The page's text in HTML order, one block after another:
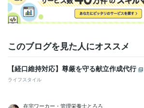
このブログを見た人にオススメ
【経口維持対応】尊厳を守る献立作成代行
ライフスタイル
在宅ワーカー・管理栄養士とろろ